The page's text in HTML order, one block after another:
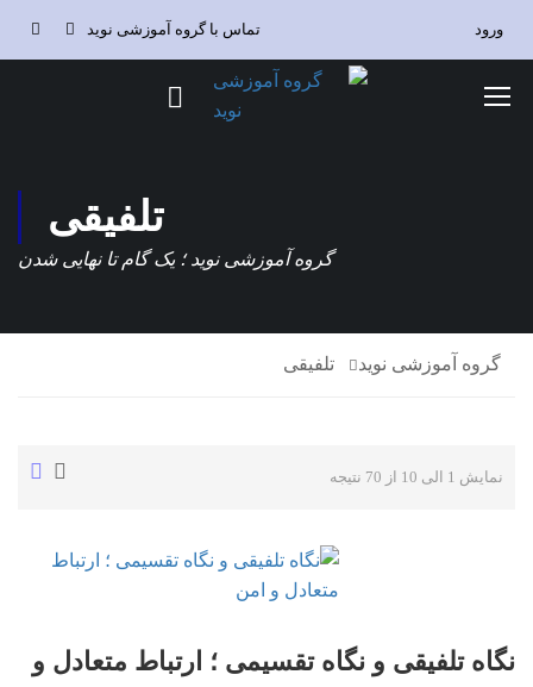
تماس با گروه آموزشی نوید ورود
تلفیقی
گروه آموزشی نوید ؛ یک گام تا نهایی شدن
گروه آموزشی نوید تلفیقی
نمایش 1 الی 10 از 70 نتیجه
نگاه تلفیقی و نگاه تقسیمی ؛ ارتباط متعادل و